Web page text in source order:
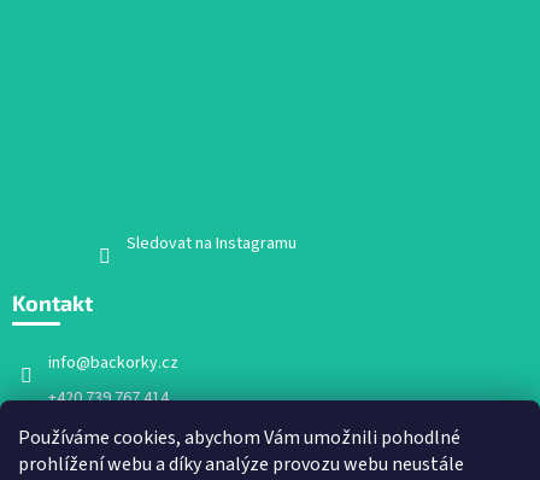
Používáme cookies, abychom Vám umožnili pohodlné
prohlížení webu a díky analýze provozu webu neustále
Sledovat na Instagramu
Kontakt
info@backorky.cz
+420 739 767 414
Facebook
backorky.cz